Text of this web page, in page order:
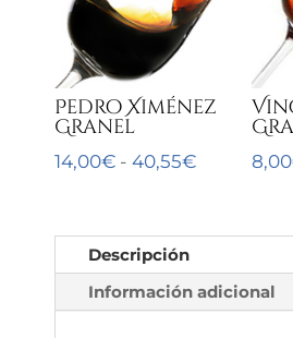
Pedro Ximénez
Granel
14,00€ - 40,55€Rango
14,00€
hasta
8,00
Descripción
Información adicional